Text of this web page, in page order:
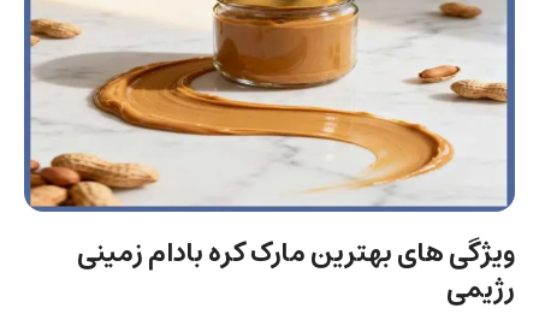
ویژگی‌ های بهترین مارک کره بادام زمینی
رژیمی